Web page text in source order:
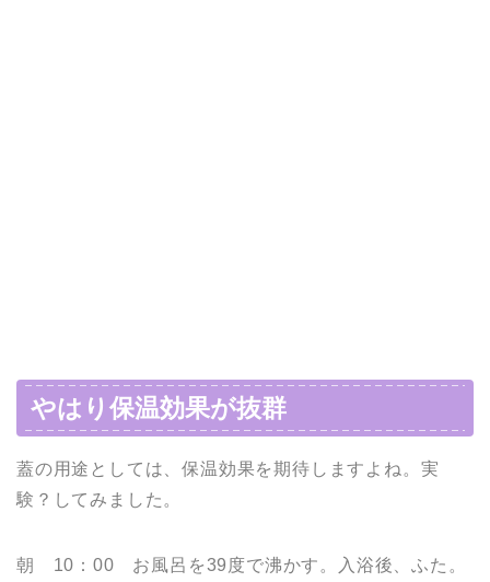
やはり保温効果が抜群
蓋の用途としては、保温効果を期待しますよね。実
験？してみました。
朝 10：00 お風呂を39度で沸かす。入浴後、ふた。